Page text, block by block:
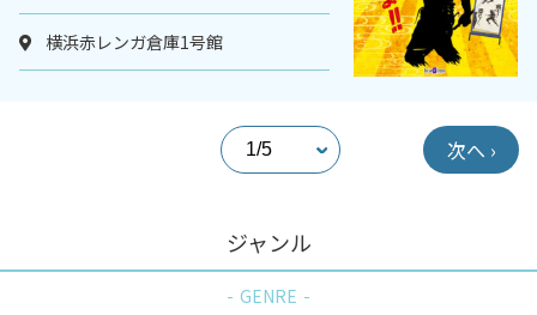
横浜赤レンガ倉庫1号館
次へ ›
ジャンル
GENRE